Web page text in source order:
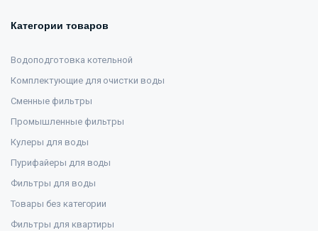
Категории товаров
Водоподготовка котельной
Комплектующие для очистки воды
Сменные фильтры
Промышленные фильтры
Кулеры для воды
Пурифайеры для воды
Фильтры для воды
Товары без категории
Фильтры для квартиры